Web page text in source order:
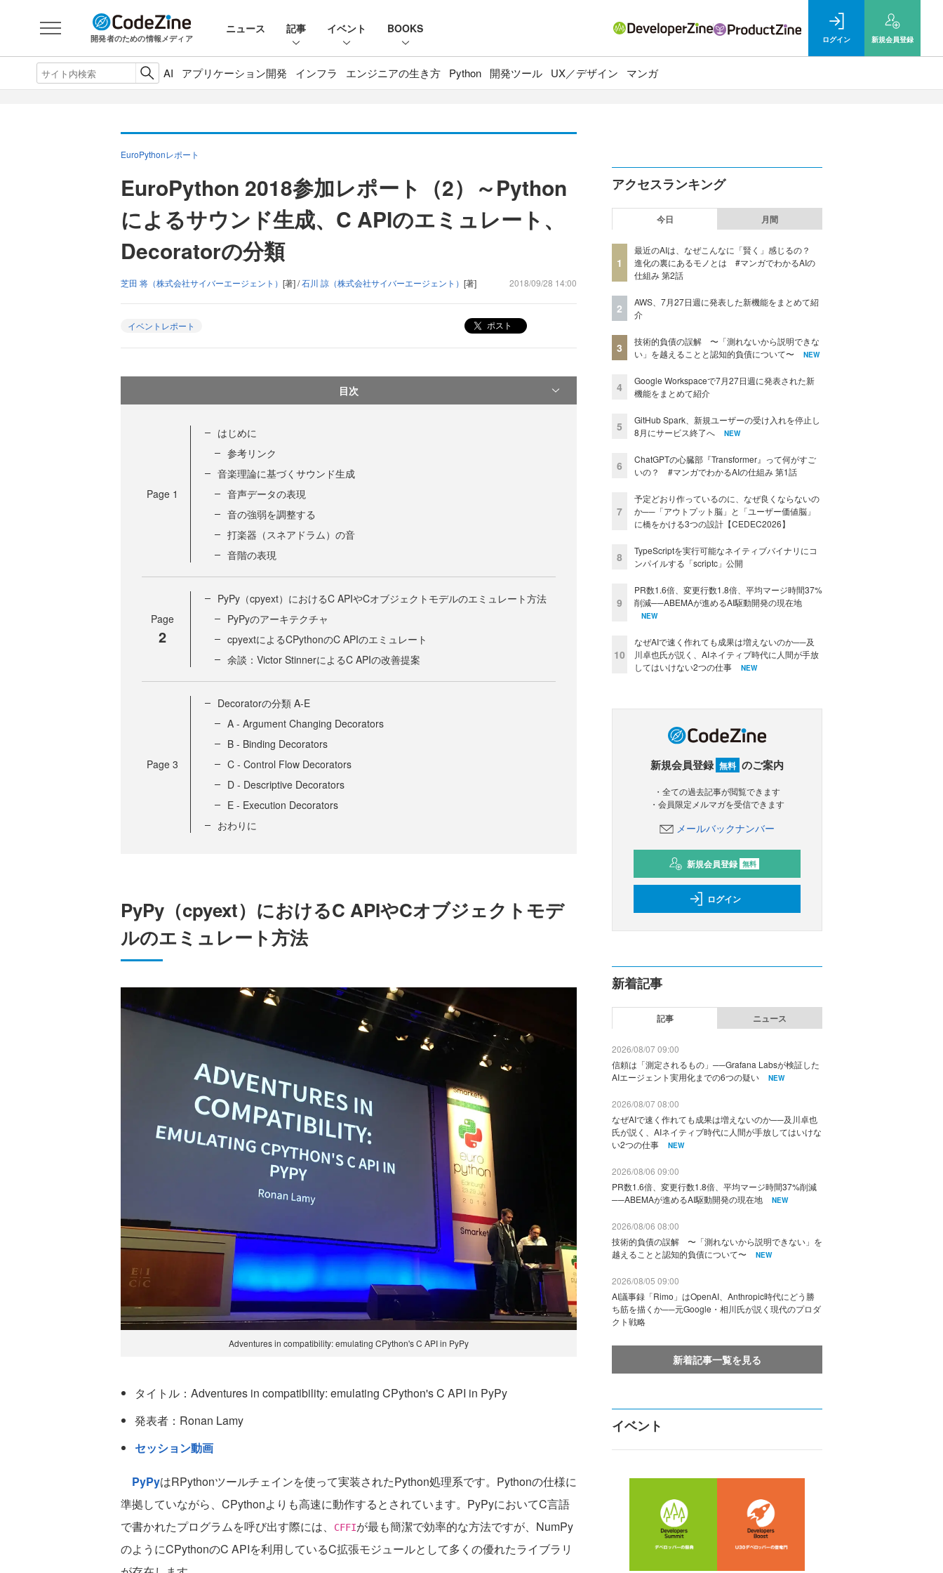
開発者のための情報メディア
ニュース 記事 イベント BOOKS
ログイン 新規会員登録
AI アプリケーション開発 インフラ エンジニアの生き方 Python 開発ツール UX／デザイン マンガ
EuroPythonレポート
EuroPython 2018参加レポート（2）～Python
によるサウンド生成、C APIのエミュレート、
Decoratorの分類
芝田 将（株式会社サイバーエージェント） [著] /石川 諒（株式会社サイバーエージェント） [著] 2018/09/28 14:00
イベントレポート ポスト
目次
Page 1
はじめに
参考リンク
音楽理論に基づくサウンド生成
音声データの表現
音の強弱を調整する
打楽器（スネアドラム）の音
音階の表現
Page
2
PyPy（cpyext）におけるC APIやCオブジェクトモデルのエミュレート方法
PyPyのアーキテクチャ
cpyextによるCPythonのC APIのエミュレート
余談：Victor StinnerによるC APIの改善提案
Page 3
Decoratorの分類 A-E
A - Argument Changing Decorators
B - Binding Decorators
C - Control Flow Decorators
D - Descriptive Decorators
E - Execution Decorators
おわりに
PyPy（cpyext）におけるC APIやCオブジェクトモデ
ルのエミュレート方法
Adventures in compatibility: emulating CPython's C API in PyPy
タイトル：Adventures in compatibility: emulating CPython's C API in PyPy
発表者：Ronan Lamy
セッション動画
PyPyはRPythonツールチェインを使って実装されたPython処理系です。Pythonの仕様に
準拠していながら、CPythonよりも高速に動作するとされています。PyPyにおいてC言語
で書かれたプログラムを呼び出す際には、
CFFIが最も簡潔で効率的な方法ですが、NumPy
のようにCPythonのC APIを利用しているC拡張モジュールとして多くの優れたライブラリ
アクセスランキング
今日 月間
1
最近のAIは、なぜこんなに「賢く」感じるの？
進化の裏にあるモノとは #マンガでわかるAIの
仕組み 第2話
2
AWS、7月27日週に発表した新機能をまとめて紹
介
3
技術的負債の誤解 〜「測れないから説明できな
い」を越えることと認知的負債について〜
NEW
4
Google Workspaceで7月27日週に発表された新
機能をまとめて紹介
5
GitHub Spark、新規ユーザーの受け入れを停止し
8月にサービス終了へ
NEW
6
ChatGPTの心臓部『Transformer』って何がすご
いの？ #マンガでわかるAIの仕組み 第1話
7
予定どおり作っているのに、なぜ良くならないの
か──「アウトプット脳」と「ユーザー価値脳」
に橋をかける3つの設計【CEDEC2026】
8
TypeScriptを実行可能なネイティブバイナリにコ
ンパイルする「scriptc」公開
9
PR数1.6倍、変更行数1.8倍、平均マージ時間37%
削減──ABEMAが進めるAI駆動開発の現在地
NEW
10
なぜAIで速く作れても成果は増えないのか──及
川卓也氏が説く、AIネイティブ時代に人間が手放
してはいけない2つの仕事
NEW
新規会員登録 無料 のご案内
・全ての過去記事が閲覧できます
・会員限定メルマガを受信できます
メールバックナンバー
新規会員登録 無料
ログイン
新着記事
記事 ニュース
2026/08/07 09:00
信頼は「測定されるもの」──Grafana Labsが検証した
AIエージェント実用化までの6つの疑い
NEW
2026/08/07 08:00
なぜAIで速く作れても成果は増えないのか──及川卓也
氏が説く、AIネイティブ時代に人間が手放してはいけな
い2つの仕事
NEW
2026/08/06 09:00
PR数1.6倍、変更行数1.8倍、平均マージ時間37%削減
──ABEMAが進めるAI駆動開発の現在地
NEW
2026/08/06 08:00
技術的負債の誤解 〜「測れないから説明できない」を
越えることと認知的負債について〜
NEW
2026/08/05 09:00
AI議事録「Rimo」はOpenAI、Anthropic時代にどう勝
ち筋を描くか──元Google・相川氏が説く現代のプロダ
クト戦略
新着記事一覧を見る
イベント